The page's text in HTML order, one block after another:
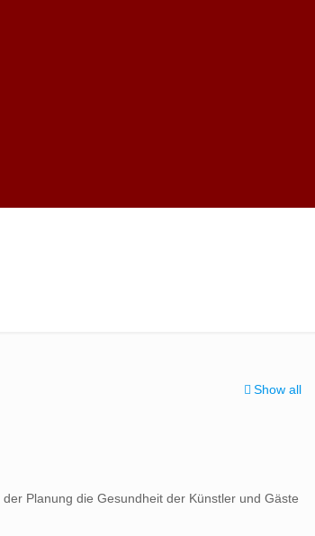
Show all
der Planung die Gesundheit der Künstler und Gäste